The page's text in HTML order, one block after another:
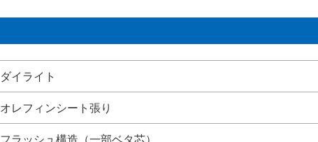
ダイライト
オレフィンシート張り